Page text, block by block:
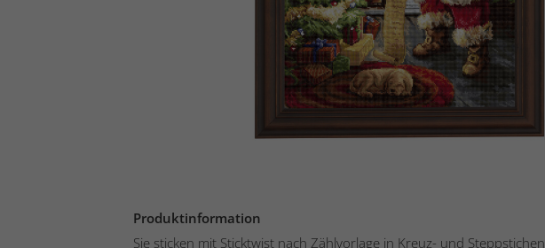
Produktinformation
Sie sticken mit Sticktwist nach Zählvorlage in Kreuz- und Steppstichen